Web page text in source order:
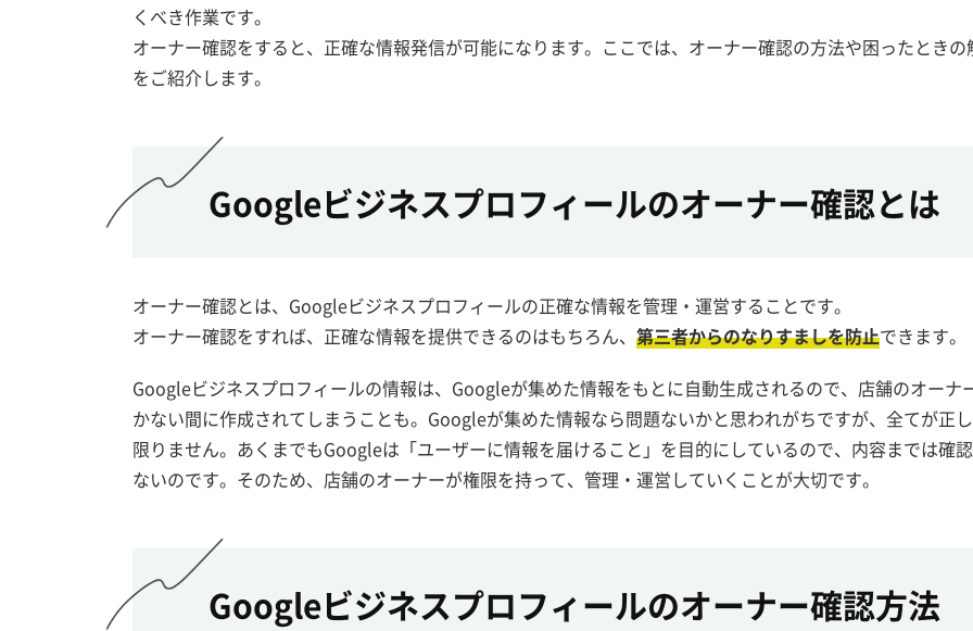
くべき作業です。
オーナー確認をすると、正確な情報発信が可能になります。ここでは、オーナー確認の方法や困ったときの
をご紹介します。
Googleビジネスプロフィールのオーナー確認とは
オーナー確認とは、Googleビジネスプロフィールの正確な情報を管理・運営することです。
オーナー確認をすれば、正確な情報を提供できるのはもちろん、 第三者からのなりすましを防止できます。
Googleビジネスプロフィールの情報は、Googleが集めた情報をもとに自動生成されるので、店舗のオーナ
かない間に作成されてしまうことも。Googleが集めた情報なら問題ないかと思われがちですが、全てが正
限りません。あくまでもGoogleは「ユーザーに情報を届けること」を目的にしているので、内容までは確
ないのです。そのため、店舗のオーナーが権限を持って、管理・運営していくことが大切です。
Googleビジネスプロフィールのオーナー確認方法